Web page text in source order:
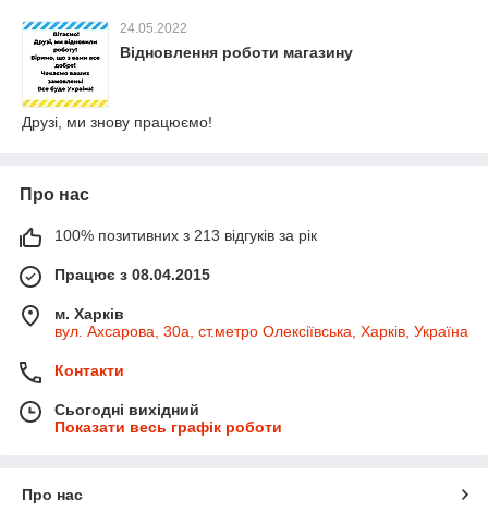
24.05.2022
Відновлення роботи магазину
Друзі, ми знову працюємо!
Про нас
100% позитивних з 213 відгуків за рік
Працює з 08.04.2015
м. Харків
вул. Ахсарова, 30а, ст.метро Олексіївська, Харків, Україна
Контакти
Сьогодні вихідний
Показати весь графік роботи
Про нас